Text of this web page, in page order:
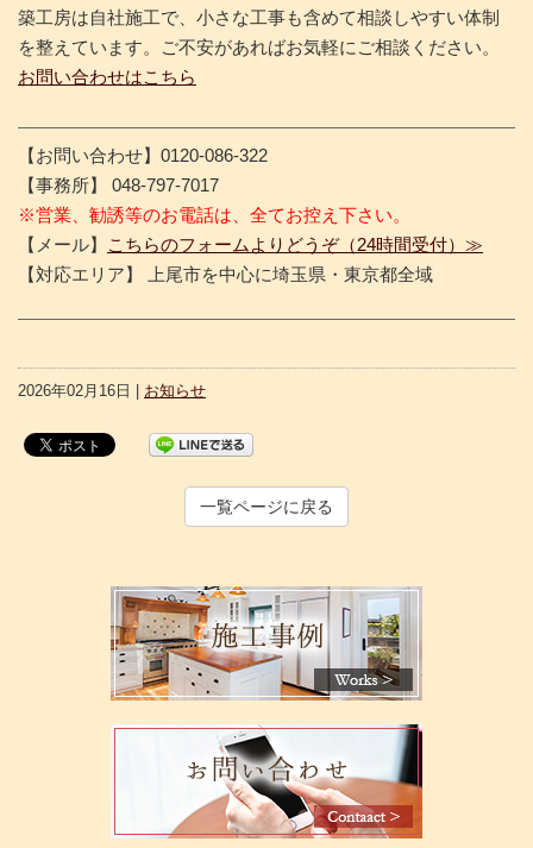
築工房は自社施工で、小さな工事も含めて相談しやすい体制
を整えています。ご不安があればお気軽にご相談ください。
お問い合わせはこちら
【お問い合わせ】0120-086-322
【事務所】 048-797-7017
※営業、勧誘等のお電話は、全てお控え下さい。
【メール】
こちらのフォームよりどうぞ（24時間受付）≫
【対応エリア】 上尾市を中心に埼玉県・東京都全域
2026年02月16日 | お知らせ
一覧ページに戻る